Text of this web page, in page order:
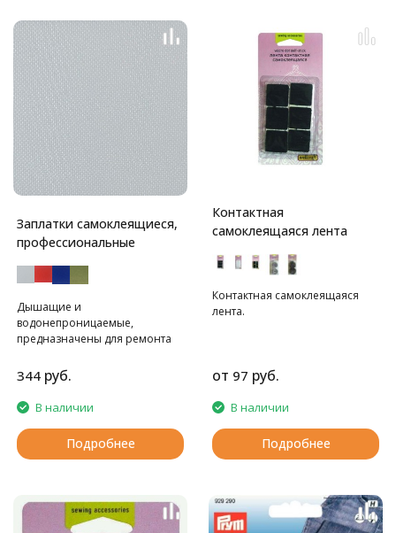
Заплатки самоклеящиеся,
профессиональные
Дышащие и
водонепроницаемые,
предназначены для ремонта
спортивной одежды.
344 руб.
В наличии
Подробнее
Контактная
самоклеящаяся лента
Контактная самоклеящаяся
лента.
от 97 руб.
В наличии
Подробнее